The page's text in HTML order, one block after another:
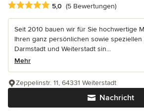
Durchschnittliche Bewertung: 5 von 5
5,0 (5 Bewertungen)
Seit 2010 bauen wir für Sie hochwertige
Ihren ganz persönlichen sowie speziellen
Darmstadt und Weiterstadt sin...
Mehr
Nachricht
Zeppelinstr. 11, 64331 Weiterstadt